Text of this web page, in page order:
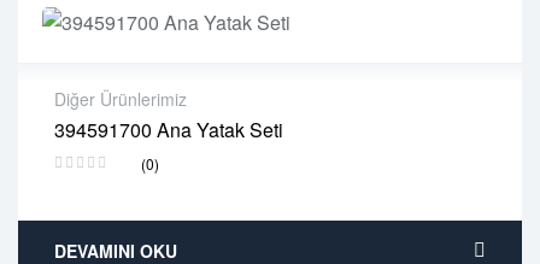
Diğer Ürünlerimiz
394591700 Ana Yatak Seti
(0)
2 years warranty
Delivery time: 1-2 business days
DEVAMINI OKU